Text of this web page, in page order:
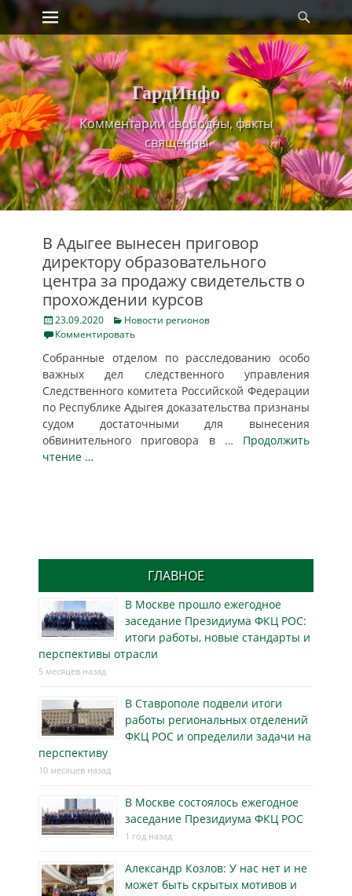
Skip
content
Primary Menu
ГардИнфо
Комментарии свободны, факты
священны
В Адыгее вынесен приговор
директору образовательного
центра за продажу свидетельств о
прохождении курсов
Posted
on
23.09.2020 Categories
Новости регионов
Комментировать
Собранные отделом по расследованию особо
важных дел следственного управления
Следственного комитета Российской Федерации
по Республике Адыгея доказательства признаны
судом достаточными для вынесения
обвинительного приговора в … Продолжить
чтение …
ГЛАВНОЕ
В Москве прошло ежегодное
заседание Президиума ФКЦ РОС:
итоги работы, новые стандарты и
перспективы отрасли
5 месяцев назад
В Ставрополе подвели итоги
работы региональных отделений
ФКЦ РОС и определили задачи на
перспективу
10 месяцев назад
В Москве состоялось ежегодное
заседание Президиума ФКЦ РОС
1 год назад
Александр Козлов: У нас нет и не
может быть скрытых мотивов и